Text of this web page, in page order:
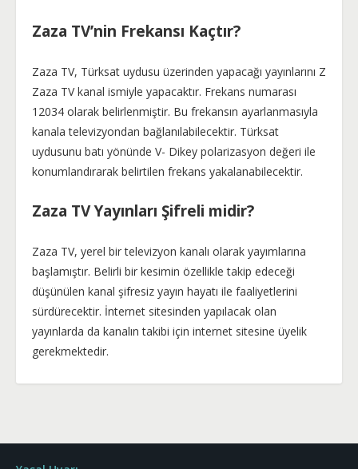
Zaza TV’nin Frekansı Kaçtır?
Zaza TV, Türksat uydusu üzerinden yapacağı yayınlarını Z
Zaza TV kanal ismiyle yapacaktır. Frekans numarası
12034 olarak belirlenmiştir. Bu frekansın ayarlanmasıyla
kanala televizyondan bağlanılabilecektir. Türksat
uydusunu batı yönünde V- Dikey polarizasyon değeri ile
konumlandırarak belirtilen frekans yakalanabilecektir.
Zaza TV Yayınları Şifreli midir?
Zaza TV, yerel bir televizyon kanalı olarak yayımlarına
başlamıştır. Belirli bir kesimin özellikle takip edeceği
düşünülen kanal şifresiz yayın hayatı ile faaliyetlerini
sürdürecektir. İnternet sitesinden yapılacak olan
yayınlarda da kanalın takibi için internet sitesine üyelik
gerekmektedir.